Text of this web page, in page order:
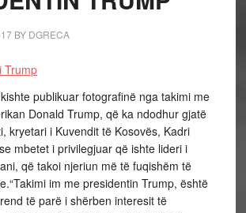
BY DGRECA
publikuar fotografinë nga takimi me
Donald Trump, që ka ndodhur gjatë
kryetari i Kuvendit të Kosovës, Kadri
mbetet i privilegjuar që ishte lideri i
që takoi njeriun më të fuqishëm të
im me presidentin Trump, është
të parë i shërben interesit të